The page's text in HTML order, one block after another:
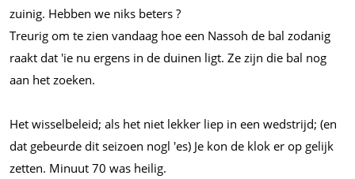
zuinig. Hebben we niks beters ?
Treurig om te zien vandaag hoe een Nassoh de bal zodanig
raakt dat 'ie nu ergens in de duinen ligt. Ze zijn die bal nog
aan het zoeken.
Het wisselbeleid; als het niet lekker liep in een wedstrijd; (en
dat gebeurde dit seizoen nogl 'es) Je kon de klok er op gelijk
zetten. Minuut 70 was heilig.